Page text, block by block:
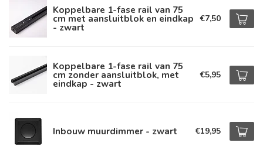
Koppelbare 1-fase rail van 75
cm met aansluitblok en eindkap
- zwart
€7,50
Koppelbare 1-fase rail van 75
cm zonder aansluitblok, met
eindkap - zwart
€5,95
Inbouw muurdimmer - zwart €19,95